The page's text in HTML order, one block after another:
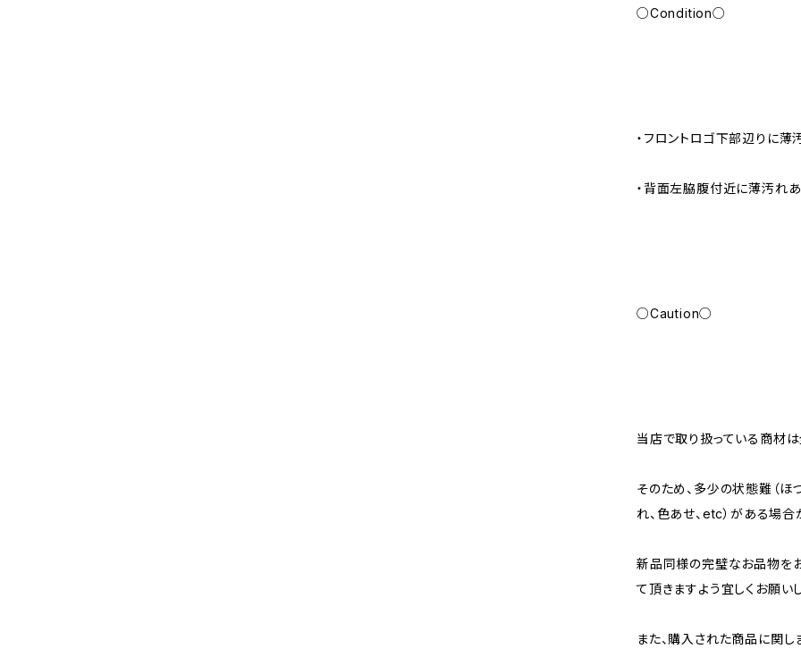
○Condition○
・フロントロゴ下部辺りに薄
・背面左脇腹付近に薄汚れあ
○Caution○
当店で取り扱っている商材は
そのため、多少の状態難（ほ
れ、色あせ、etc）がある場合
新品同様の完璧なお品物を
て頂きますよう宜しくお願いし
また、購入された商品に関し